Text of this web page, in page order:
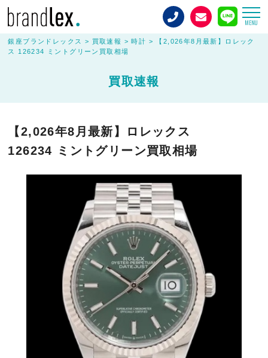
MENU
銀座ブランドレックス > 買取速報 >時計 >
【2,026年8月最新】ロレック
ス 126234 ミントグリーン買取相場
買取速報
【2,026年8月最新】ロレックス
126234 ミントグリーン買取相場